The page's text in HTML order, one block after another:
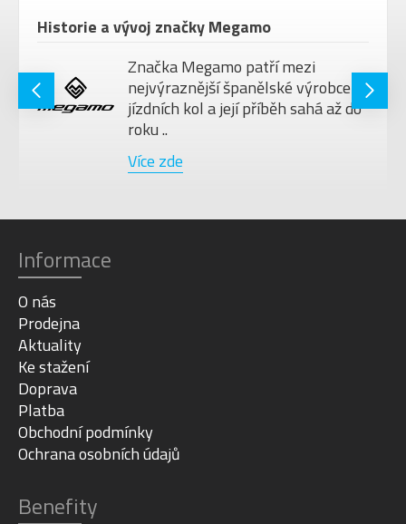
Historie a vývoj značky Megamo
Značka Megamo patří mezi
nejvýraznější španělské výrobce
jízdních kol a její příběh sahá až do
roku ..
Více zde
Informace
O nás
Prodejna
Aktuality
Ke stažení
Doprava
Platba
Obchodní podmínky
Ochrana osobních údajů
Benefity